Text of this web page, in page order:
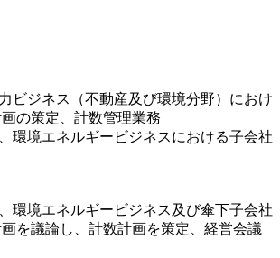
ビジネス（不動産及び環境分野）におけ
の策定、計数管理業務
環境エネルギービジネスにおける子会社
環境エネルギービジネス及び傘下子会社
を議論し、計数計画を策定、経営会議